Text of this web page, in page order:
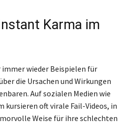
Karma im
wieder Beispielen für
die Ursachen und Wirkungen
Auf sozialen Medien wie
kursieren oft virale Fail-Videos, in
Weise für ihre schlechten